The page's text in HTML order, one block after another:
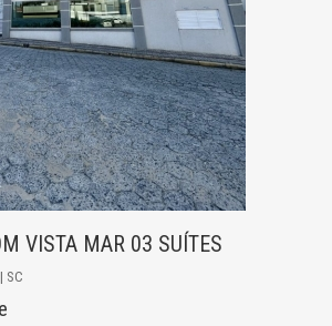
VISTA MAR 03 SUÍTES
SC